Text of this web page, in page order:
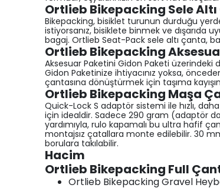
Ortlieb Bikepacking Sele
Bikepacking, bisiklet turunun durduğu
istiyorsanız, bisiklete binmek ve dışarıda
bagaj. Ortlieb Seat-Pack sele altı çanta,
Ortlieb Bikepacking
Aksesuar Paketini Gidon Paketi üzerindeki
Gidon Paketinize ihtiyacınız yoksa,
çantasına dönüştürmek için taşıma
Ortlieb Bikepacking Maşa
Quick-Lock S adaptör sistemi ile hızlı,
için idealdir. Sadece 290 gram (adaptör
yardımıyla, rulo kapamalı bu ultra hafif
montajsız çatallara monte edilebilir. 30
borulara takılabilir.
Hacim
Ortlieb Bikepacking Full
Ortlieb Bikepacking Gravel